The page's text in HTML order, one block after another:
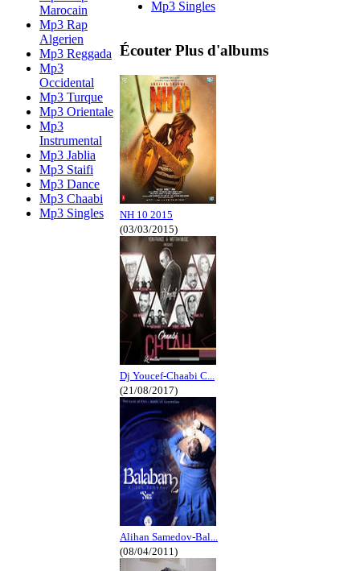
Marocain
Mp3 Rap
Algerien
Mp3 Reggada
Mp3
Occidental
Mp3 Turque
Mp3 Orientale
Mp3
Instrumental
Mp3 Jablia
Mp3 Staifi
Mp3 Dance
Mp3 Chaabi
Mp3 Singles
Mp3 Singles
Écouter Plus d'albums
NH 10 2015
(03/03/2015)
Dj Youcef-Chaabi C...
(21/08/2017)
Alihan Samedov-Bal...
(08/04/2011)